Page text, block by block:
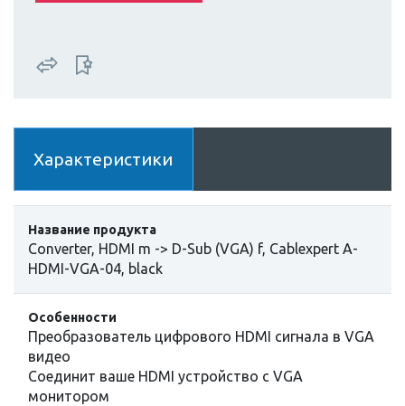
Характеристики
Название продукта
Converter, HDMI m -> D-Sub (VGA) f, Cablexpert A-
HDMI-VGA-04, black
Особенности
Преобразователь цифрового HDMI сигнала в VGA
видео
Соединит ваше HDMI устройство с VGA
монитором